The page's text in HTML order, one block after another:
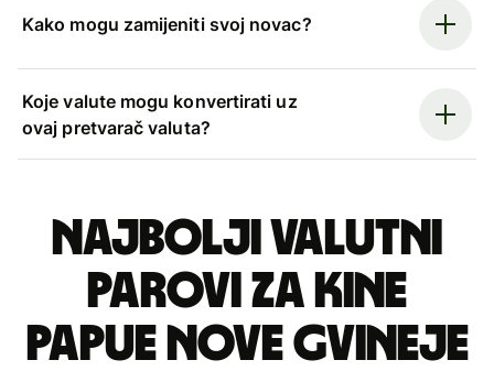
Kako mogu zamijeniti svoj novac?
Koje valute mogu konvertirati uz
ovaj pretvarač valuta?
Najbolji valutni
parovi za kine
Papue Nove Gvineje